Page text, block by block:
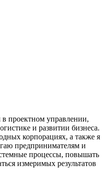
проектном управлении,
и развитии бизнеса.
корпорациях, а также я
предпринимателям и
процессы, повышать
измеримых результатов